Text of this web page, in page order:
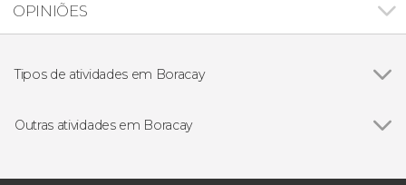
OPINIÕES
Tipos de atividades em Boracay
Outras atividades em Boracay
Aluguel de paddle surf em Boracay